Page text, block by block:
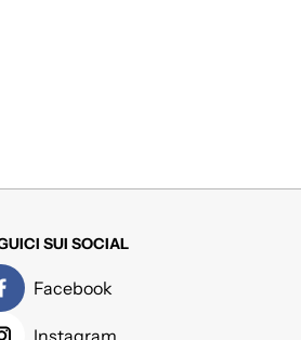
SUI SOCIAL
Facebook
Instagram